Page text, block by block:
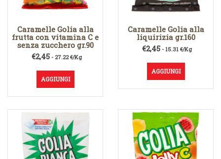
Caramelle Golia alla
frutta con vitamina C e
senza zucchero gr.90
€2,45- 27.22 €/Kg
AGGIUNGI
Caramelle Golia alla
liquirizia gr.160
€2,45 - 15.31 €/Kg
AGGIUNGI